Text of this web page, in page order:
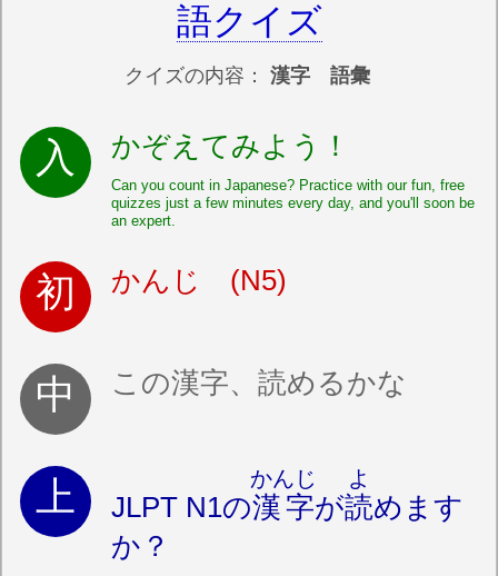
語クイズ
クイズの内容： 漢字 語彙
かぞえてみよう！
Can you count in Japanese? Practice with our fun, free
quizzes just a few minutes every day, and you'll soon be
an expert.
かんじ (N5)
この漢字、読めるかな
JLPT N1の漢字
かんじ
が読
よ
めます
か？